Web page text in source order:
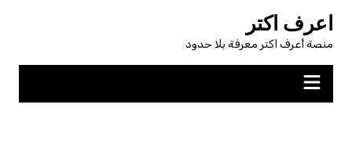
المحتوى
اعرف اكتر
منصة أعرف اكتر معرفة بلا حدود